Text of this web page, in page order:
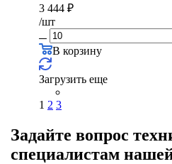
3 444 ₽
/шт
В корзину
Загрузить еще
1 2 3
Задайте вопрос
специалистам